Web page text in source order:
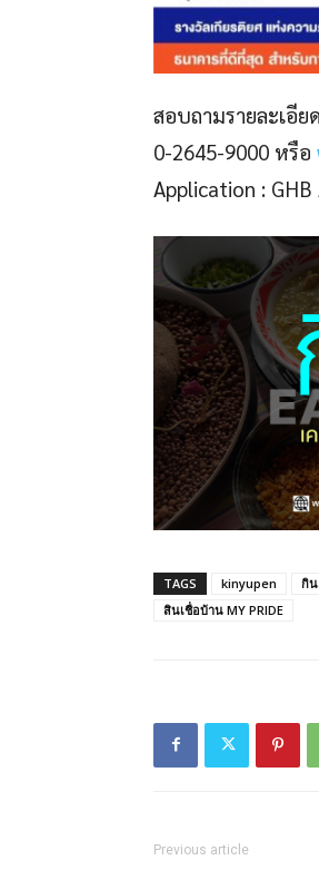
สอบถามรายละเอี
0-2645-9000 หรือ
Application : GHB
TAGS kinyupen กิน
สินเชื่อบ้าน MY PRIDE
Previous article